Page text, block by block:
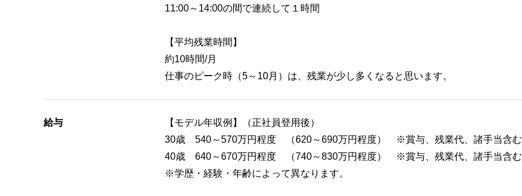
11:00～14:00の間で連続して１時間
【平均残業時間】
約10時間/月
仕事のピーク時（5～10月）は、残業が少し多くなると思います。
給与
【モデル年収例】（正社員登用後）
30歳 540～570万円程度 （620～690万円程度） ※賞与、残業代、諸手当含む
40歳 640～670万円程度 （740～830万円程度） ※賞与、残業代、諸手当含む
※学歴・経験・年齢によって異なります。